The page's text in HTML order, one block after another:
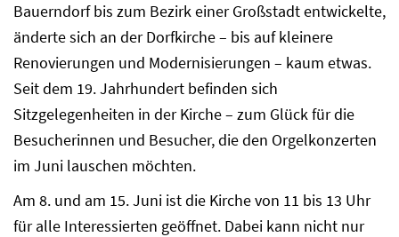
Bauerndorf bis zum Bezirk einer Großstadt entwickelte,
änderte sich an der Dorfkirche – bis auf kleinere
Renovierungen und Modernisierungen – kaum etwas.
Seit dem 19. Jahrhundert befinden sich
Sitzgelegenheiten in der Kirche – zum Glück für die
Besucherinnen und Besucher, die den Orgelkonzerten
im Juni lauschen möchten.
Am 8. und am 15. Juni ist die Kirche von 11 bis 13 Uhr
für alle Interessierten geöffnet. Dabei kann nicht nur